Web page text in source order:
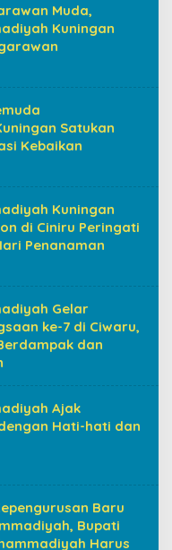
Muda,
Kuningan
Satukan
Kebaikan
Kuningan
di Ciniru Peringati
Penanaman
Gelar
ke-7 di Ciwaru,
dan
Ajak
Hati-hati dan
Baru
Bupati
Harus